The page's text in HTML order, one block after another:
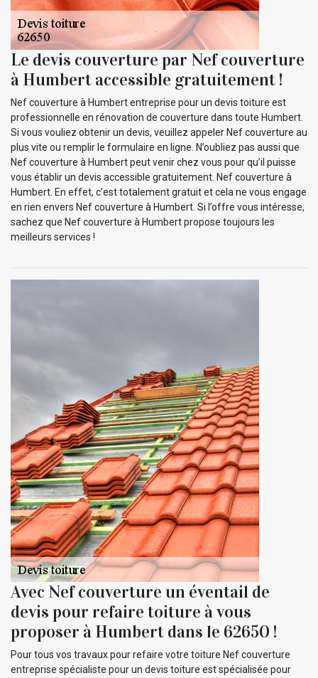
Le devis couverture par Nef couverture
à Humbert accessible gratuitement !
Nef couverture à Humbert entreprise pour un devis toiture est
professionnelle en rénovation de couverture dans toute Humbert.
Si vous vouliez obtenir un devis, veuillez appeler Nef couverture au
plus vite ou remplir le formulaire en ligne. N’oubliez pas aussi que
Nef couverture à Humbert peut venir chez vous pour qu’il puisse
vous établir un devis accessible gratuitement. Nef couverture à
Humbert. En effet, c’est totalement gratuit et cela ne vous engage
en rien envers Nef couverture à Humbert. Si l’offre vous intéresse,
sachez que Nef couverture à Humbert propose toujours les
meilleurs services !
Avec Nef couverture un éventail de
devis pour refaire toiture à vous
proposer à Humbert dans le 62650 !
Pour tous vos travaux pour refaire votre toiture Nef couverture
entreprise spécialiste pour un devis toiture est spécialisée pour